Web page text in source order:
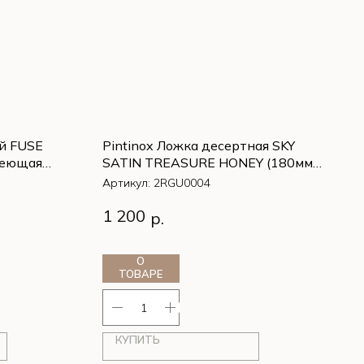
FUSE
Pintinox Ложка десертная SKY
SATIN TREASURE HONEY (180мм
золотой матовый нержавеющая
Артикул: 2RGU0004
1 200 р.
О
ТОВАРЕ
КУПИТЬ